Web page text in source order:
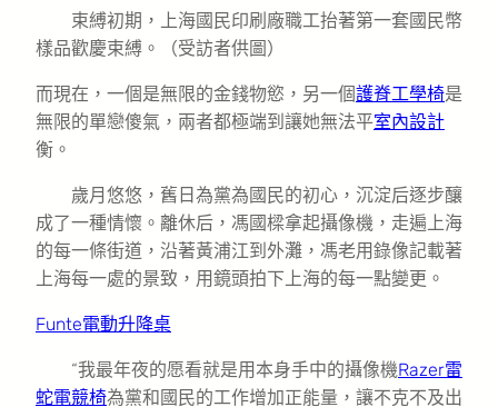
束縛初期，上海國民印刷廠職工抬著第一套國民幣
樣品歡慶束縛。（受訪者供圖）
而現在，一個是無限的金錢物慾，另一個護脊工學椅是
無限的單戀傻氣，兩者都極端到讓她無法平室內設計
衡。
歲月悠悠，舊日為黨為國民的初心，沉淀后逐步釀
成了一種情懷。離休后，馮國樑拿起攝像機，走遍上海
的每一條街道，沿著黃浦江到外灘，馮老用錄像記載著
上海每一處的景致，用鏡頭拍下上海的每一點變更。
Funte電動升降桌
“我最年夜的愿看就是用本身手中的攝像機Razer雷
蛇電競椅為黨和國民的工作增加正能量，讓不克不及出